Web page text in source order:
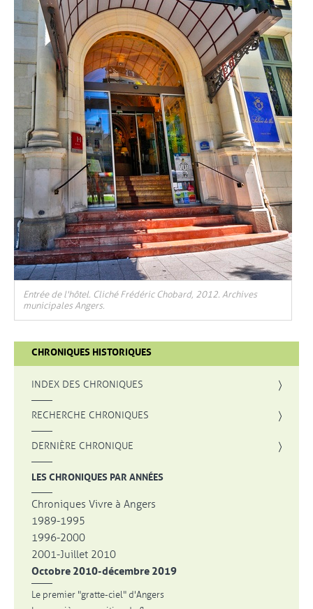
Entrée de l'hôtel. Cliché Frédéric Chobard, 2012. Archives
municipales Angers.
CHRONIQUES HISTORIQUES
INDEX DES CHRONIQUES
RECHERCHE CHRONIQUES , OUVRE UNE NOUVELLE FENÊTRE
DERNIÈRE CHRONIQUE
LES CHRONIQUES PAR ANNÉES
Chroniques Vivre à Angers
1989-1995
1996-2000
2001-Juillet 2010
Octobre 2010-décembre 2019
Le premier "gratte-ciel" d'Angers